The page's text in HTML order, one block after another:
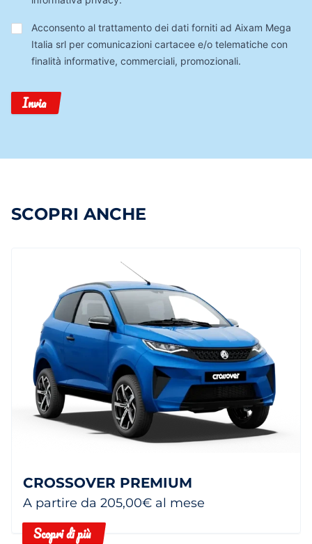
Trattamento
Dati
Acconsento al trattamento dei dati forniti ad Aixam Mega
Italia srl per comunicazioni cartacee e/o telematiche con
finalità informative, commerciali, promozionali.
Invia
SCOPRI ANCHE
CROSSOVER PREMIUM
A partire da 205,00€ al mese
Scopri di più